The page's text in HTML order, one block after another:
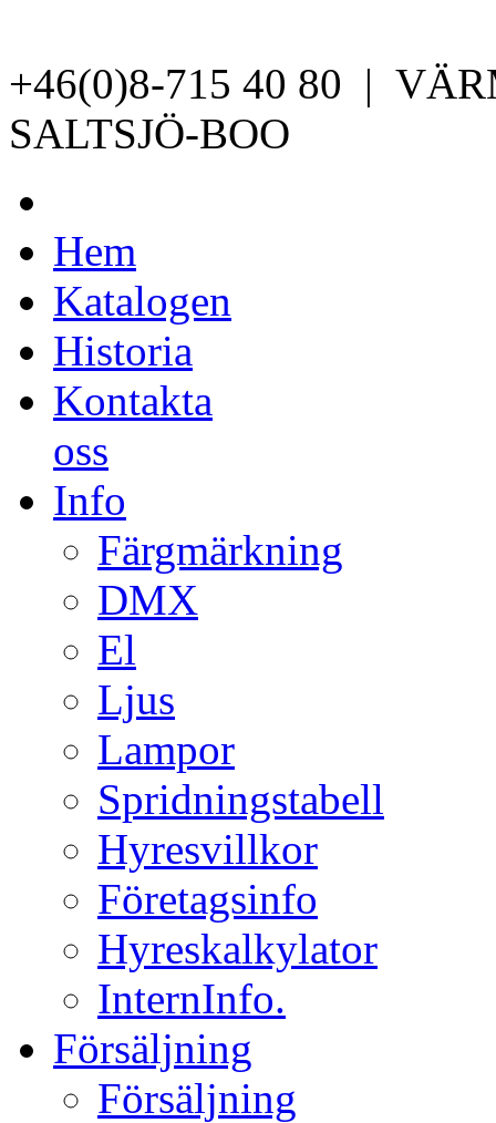
+46(0)8-715 40 80 |
SALTSJÖ-BOO
Hem
Katalogen
Historia
Kontakta
oss
Info
Färgmärkning
DMX
El
Ljus
Lampor
Spridningstabell
Hyresvillkor
Företagsinfo
Hyreskalkylator
InternInfo.
Försäljning
Försäljning